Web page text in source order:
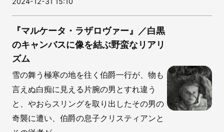
『マルケータ・ラザロヴァー』／白黒
のキャンバスに像を結ぶ野蛮なリアリ
ズム
雪の舞う極寒の地を往く伯爵一行が、物も
言えぬ白痴に見える片腕の男とすれ違う
と、やおらスリングを取り出したその男の
奇襲に遭い、伯爵の息子クリスティアンと